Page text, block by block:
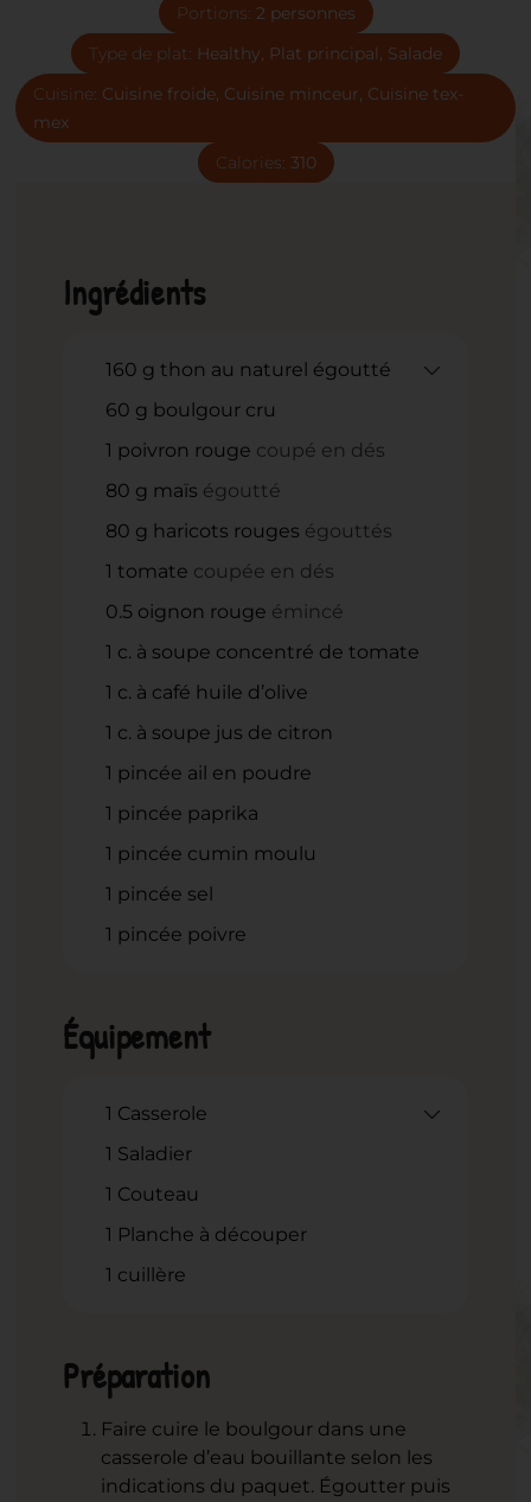
Portions: 2 personnes
Type de plat: Healthy, Plat principal, Salade
Cuisine: Cuisine froide, Cuisine minceur, Cuisine tex-
mex
Calories: 310
Ingrédients
160 g thon au naturel égoutté
60 g boulgour cru
1 poivron rouge coupé en dés
80 g maïs égoutté
80 g haricots rouges égouttés
1 tomate coupée en dés
0.5 oignon rouge émincé
1 c. à soupe concentré de tomate
1 c. à café huile d’olive
1 c. à soupe jus de citron
1 pincée ail en poudre
1 pincée paprika
1 pincée cumin moulu
1 pincée sel
1 pincée poivre
Équipement
1 Casserole
1 Saladier
1 Couteau
1 Planche à découper
1 cuillère
Préparation
Faire cuire le boulgour dans une
casserole d’eau bouillante selon les
indications du paquet. Égoutter puis